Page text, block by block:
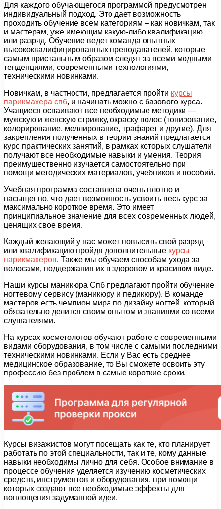
Для каждого обучающегося программой предусмотрен
индивидуальный подход. Это дает возможность
проходить обучение всем категориям – как новичкам, так
и мастерам, уже имеющим какую-либо квалификацию
или разряд. Обучение ведет команда опытных
высококвалифицированных преподавателей, которые
самым пристальным образом следят за всеми модными
тенденциями, современными технологиями,
техническими новинками.
Новичкам, в частности, предлагается пройти курсы
парикмахера спб, и начинать можно с базового курса.
Учащиеся осваивают все необходимые методики —
мужскую и женскую стрижку, окраску волос (тонирование,
колорирование, меллирование, трафарет и другие). Для
закрепления полученных в теории знаний предлагается
курс практических занятий, в рамках которых слушатели
получают все необходимые навыки и умения. Теория
преимущественно изучается самостоятельно при
помощи методических материалов, учебников и пособий.
Учебная программа составлена очень плотно и
насыщенно, что дает возможность усвоить весь курс за
максимально короткое время. Это имеет
принципиальное значение для всех современных людей,
ценящих свое время.
Каждый желающий у нас может повысить свой разряд
или квалификацию пройдя дополнительные курсы
парикмахеров. Также мы обучаем способам ухода за
волосами, поддержания их в здоровом и красивом виде.
Наши курсы маникюра Спб предлагают пройти обучение
ногтевому сервису (маникюру и педикюру). В команде
мастеров есть чемпион мира по дизайну ногтей, который
обязательно делится своим опытом и знаниями со всеми
слушателями.
На курсах косметологов обучают работе с современными
видами оборудования, в том числе с самыми последними
техническими новинками. Если у Вас есть среднее
медицинское образование, то Вы сможете освоить эту
профессию без проблем в самые короткие сроки.
Курсы визажистов могут посещать как те, кто планирует
работать по этой специальности, так и те, кому данные
навыки необходимы лично для себя. Особое внимание в
процессе обучения уделяется изучению косметических
средств, инструментов и оборудования, при помощи
которых создают все необходимые эффекты для
воплощения задуманной идеи.